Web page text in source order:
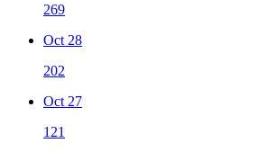
269
Oct 28
202
Oct 27
121